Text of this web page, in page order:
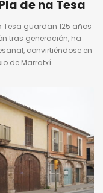
de na Tesa
Tesa guardan 125 años
tras generación, ha
convirtiéndose en
de Marratxí....